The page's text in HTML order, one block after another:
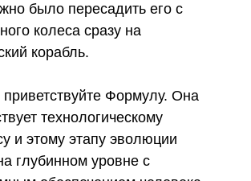
было пересадить его с
колеса сразу на
корабль.
Формулу. Она
технологическому
и этому этапу эволюции
глубинном уровне с